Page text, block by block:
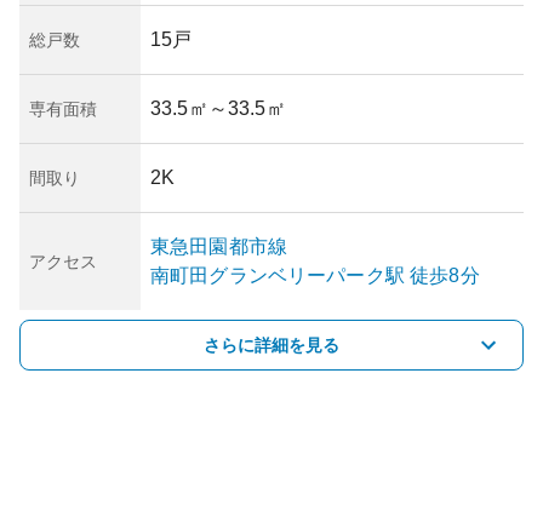
総戸数 15戸
専有面積 33.5㎡ ～33.5㎡
間取り 2K
アクセス
東急田園都市線
南町田グランベリーパーク駅 徒歩8分
さらに詳細を見る